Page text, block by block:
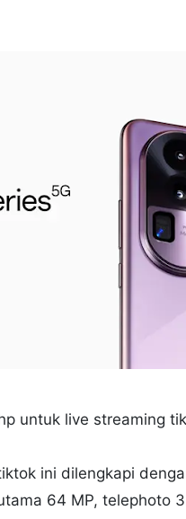
untuk live streaming
ini dilengkapi
64 MP, telephoto